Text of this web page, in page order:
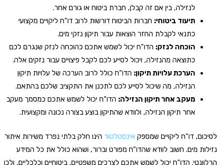
לנזילה, בין אם זה קבלן, חברת ביטוח או גורם אחר.
תיעוד ביטוחי: חברות הביטוח דורשות לרוב דו"ח ליקויים מקצועי
כתנאי לקבלת החזר הוצאות עבור תיקון נזקי מים.
הוכחה לנזק: הדו"ח יכול לשמש אתכם כהוכחה לנזק שנגרם לכם
כתוצאה מהנזילה, ויכול לסייע לכם לקבל פיצויים עבור נזקים אלה.
הערכת עלויות תיקון: הדו"ח כולל לרוב הערכה של עלויות תיקון
הנזילה, מה שיכול לסייע לכם לתכנן את התקציב שלכם בהתאם.
מעקב אחר תיקון הנזילה: הדו"ח יכול לשמש אתכם כמסמך מעקב
אחר תיקון הנזילה, ולוודא שהתיקון בוצע בצורה נכונה ומקצועית.
לסיכום, דו"ח ליקויים שמספק אינסטלטור הינו חלק בלתי נפרד משירות איתור
נזילות מים. חשוב לוודא שהדו"ח מפורט וברור, ושהוא כולל את כל המידע
הרלוונטי. הדו"ח יכול לשמש אתכם לצרכים משפטיים, ביטוחיים וכלכליים, ולכן